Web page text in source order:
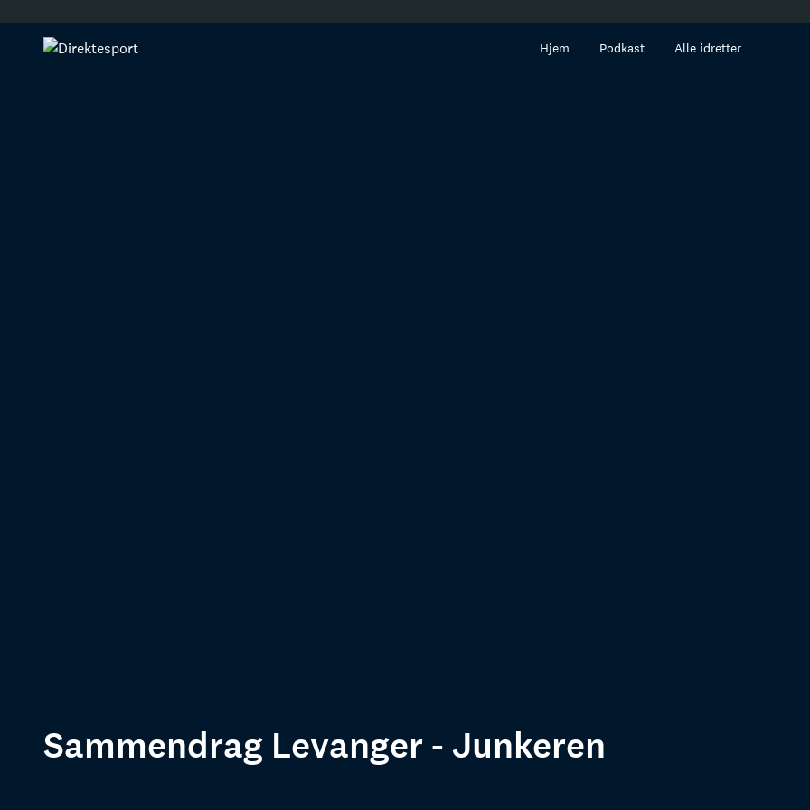
innhold
Hjem Podkast Alle idretter
Sammendrag Levanger - Junkeren